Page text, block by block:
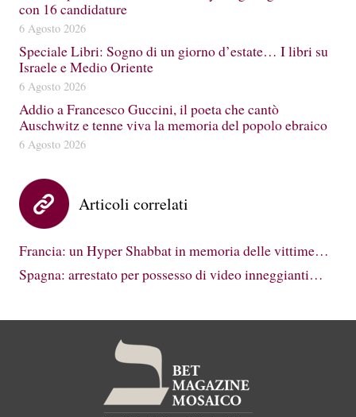
con 16 candidature
6 Agosto 2026
Speciale Libri: Sogno di un giorno d’estate… I libri su
Israele e Medio Oriente
6 Agosto 2026
Addio a Francesco Guccini, il poeta che cantò
Auschwitz e tenne viva la memoria del popolo ebraico
6 Agosto 2026
Articoli correlati
Francia: un Hyper Shabbat in memoria delle vittime…
Spagna: arrestato per possesso di video inneggianti…